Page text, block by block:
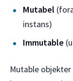
Mutabel
instans)
Immutable
Mutable